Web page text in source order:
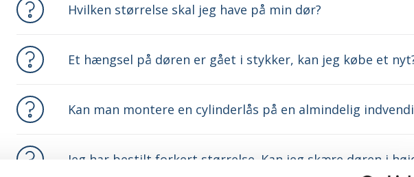
Hvilken størrelse skal jeg have på min dør?
Et hængsel på døren er gået i stykker, kan jeg købe et
Kan man montere en cylinderlås på en almindelig
Jeg har bestilt forkert størrelse. Kan jeg skære døren i